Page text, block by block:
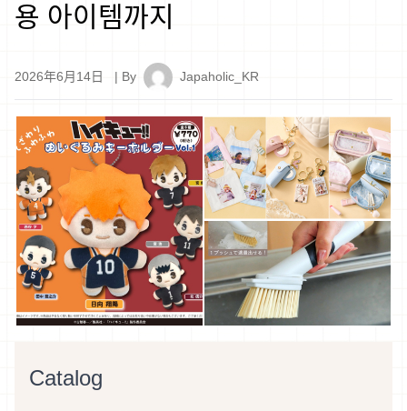
용 아이템까지
2026年6月14日 | By Japaholic_KR
Catalog